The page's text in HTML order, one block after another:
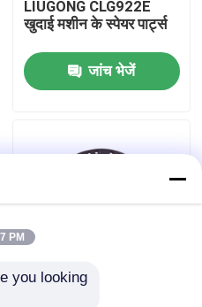
LIUGONG CLG922E
खुदाई मशीन के स्पेयर पार्ट्स
जांच भेजें
PM
you looking